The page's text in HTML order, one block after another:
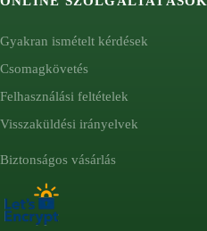
Gyakran ismételt kérdések
Csomagkövetés
Felhasználási feltételek
Visszaküldési irányelvek
Biztonságos vásárlás